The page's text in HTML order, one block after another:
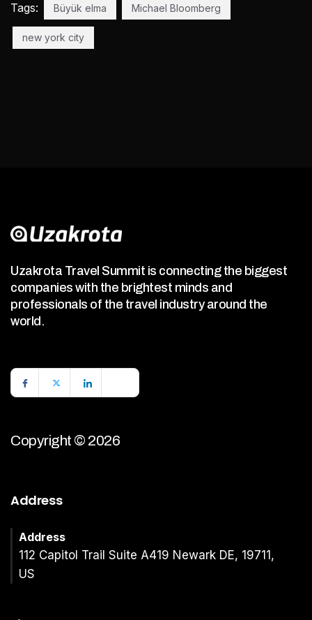
Tags: Büyük elma Michael Bloomberg
new york city
Uzakrota Travel Summit is connecting the biggest
companies with the brightest minds and
professionals of the travel industry around the
world.
Copyright © 2026
Address
Address
112 Capitol Trail Suite A419 Newark DE, 19711,
US